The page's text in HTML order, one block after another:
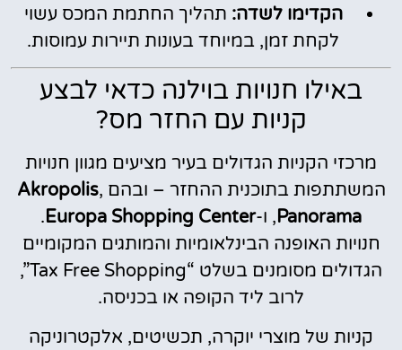
הקדימו לשדה: תהליך החתמת המכס עשוי
לקחת זמן, במיוחד בעונות תיירות עמוסות.
באילו חנויות בוילנה כדאי לבצע
קניות עם החזר מס?
מרכזי הקניות הגדולים בעיר מציעים מגוון חנויות
המשתתפות בתוכנית ההחזר – ובהם Akropolis,
Panorama, ו-Europa Shopping Center
.
חנויות האופנה הבינלאומיות והמותגים המקומיים
הגדולים מסומנים בשלט “Tax Free Shopping”,
לרוב ליד הקופה או בכניסה.
קניות של מוצרי יוקרה, תכשיטים, אלקטרוניקה